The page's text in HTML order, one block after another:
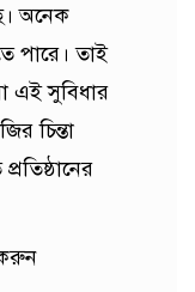
অনেক
পারে। তাই
এই সুবিধার
চিন্তা